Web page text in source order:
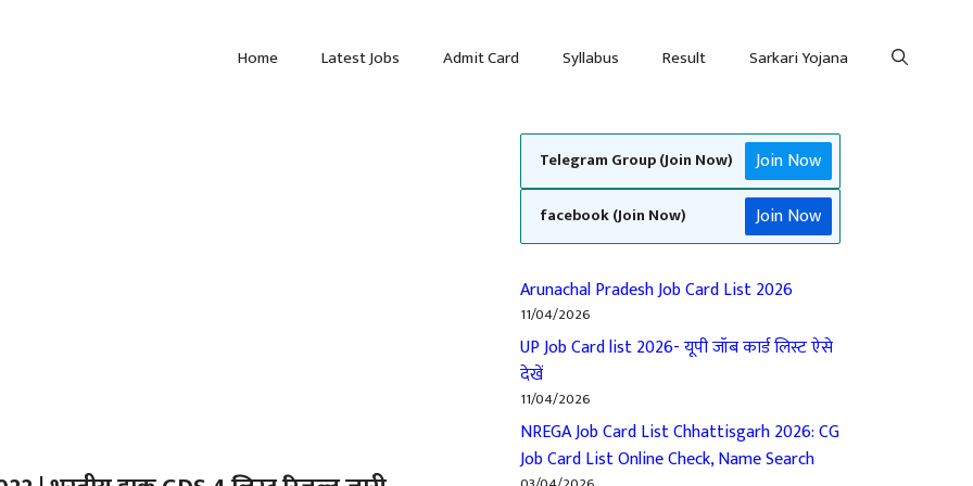
Home Latest Jobs Admit Card Syllabus Result Sarkari Yojana
Telegram Group (Join Now) Join Now
facebook (Join Now) Join Now
Arunachal Pradesh Job Card List 2026
11/04/2026
UP Job Card list 2026- यूपी जॉब कार्ड लिस्ट ऐसे
देखें
11/04/2026
NREGA Job Card List Chhattisgarh 2026: CG
Job Card List Online Check, Name Search